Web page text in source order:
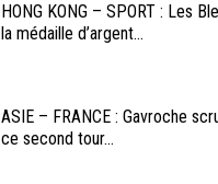
HONG KONG – SPORT : Les
la médaille d’argent...
ASIE – FRANCE : Gavroche
ce second tour...